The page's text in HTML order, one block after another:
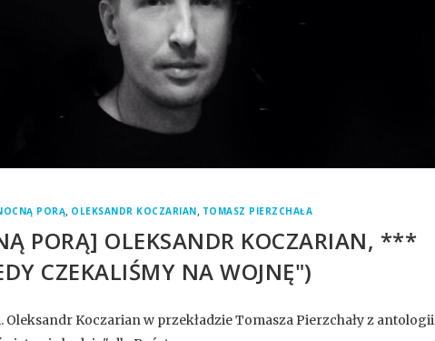
PORĄ, OLEKSANDR KOCZARIAN, TOMASZ PIERZCHAŁA
PORĄ] OLEKSANDR KOCZARIAN, ***
CZEKALIŚMY NA WOJNĘ")
Koczarian w przekładzie Tomasza Pierzchały z antologii